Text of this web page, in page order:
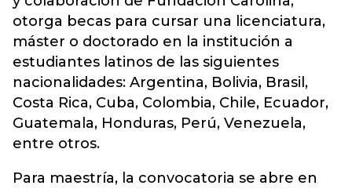
otorga becas para cursar una licenciatura,
máster o doctorado en la institución a
estudiantes latinos de las siguientes
nacionalidades: Argentina, Bolivia, Brasil,
Costa Rica, Cuba, Colombia, Chile, Ecuador,
Guatemala, Honduras, Perú, Venezuela,
entre otros.
Para maestría, la convocatoria se abre en